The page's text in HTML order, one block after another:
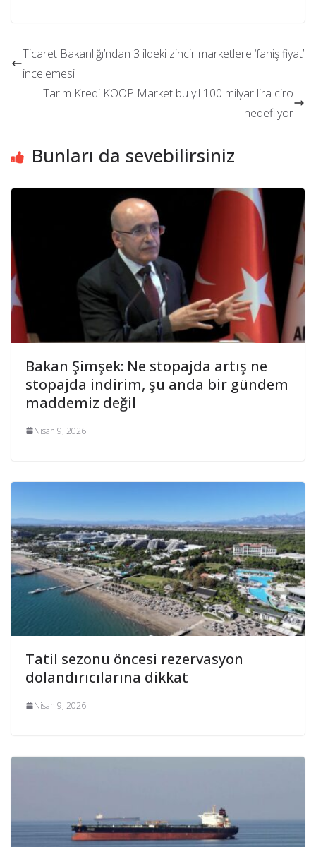
Ticaret Bakanlığı’ndan 3 ildeki zincir marketlere ‘fahiş fiyat’
incelemesi
Tarım Kredi KOOP Market bu yıl 100 milyar lira ciro
hedefliyor
Bunları da sevebilirsiniz
Bakan Şimşek: Ne stopajda artış ne
stopajda indirim, şu anda bir gündem
maddemiz değil
Nisan 9, 2026
Tatil sezonu öncesi rezervasyon
dolandırıcılarına dikkat
Nisan 9, 2026